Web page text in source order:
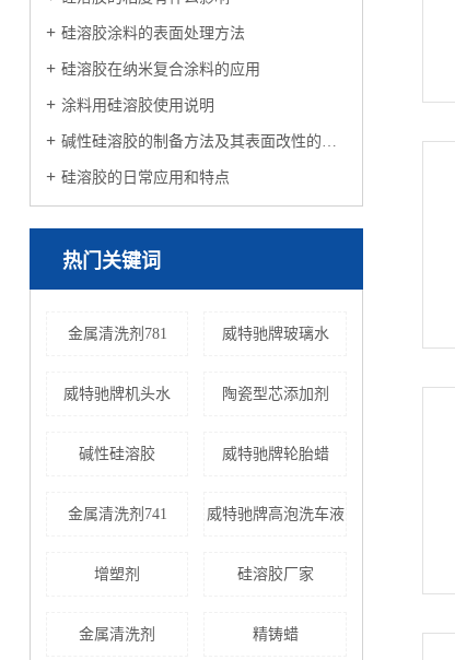
硅溶胶涂料的表面处理方法
硅溶胶在纳米复合涂料的应用
涂料用硅溶胶使用说明
碱性硅溶胶的制备方法及其表面改性的制作方法
硅溶胶的日常应用和特点
热门关键词
金属清洗剂781 威特驰牌玻璃水
威特驰牌机头水 陶瓷型芯添加剂
碱性硅溶胶 威特驰牌轮胎蜡
金属清洗剂741 威特驰牌高泡洗车液
增塑剂 硅溶胶厂家
金属清洗剂 精铸蜡